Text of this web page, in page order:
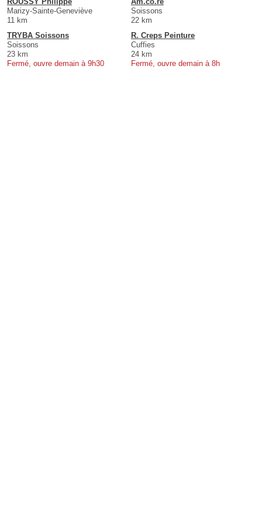
Marizy-Sainte-Geneviève
11 km
Soissons
22 km
TRYBA Soissons
Soissons
23 km
Fermé, ouvre demain à 9h30
R. Creps Peinture
Cuffies
24 km
Fermé, ouvre demain à 8h